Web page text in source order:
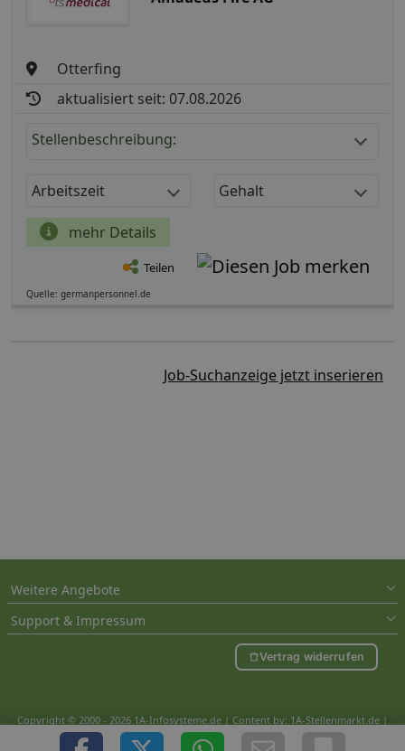
Otterfing
aktualisiert seit: 07.08.2026
Stellenbeschreibung:
Arbeitszeit Gehalt
mehr Details
Teilen
Quelle: germanpersonnel.de
Job-Suchanzeige jetzt inserieren
Weitere Angebote
Support & Impressum
Vertrag widerrufen
Copyright © 2000 - 2026 1A-Infosysteme.de | Content by: 1A-Stellenmarkt.de |
07.08.2026| CFo: nur_Artikel|SEO_anpassung ( 0.799)